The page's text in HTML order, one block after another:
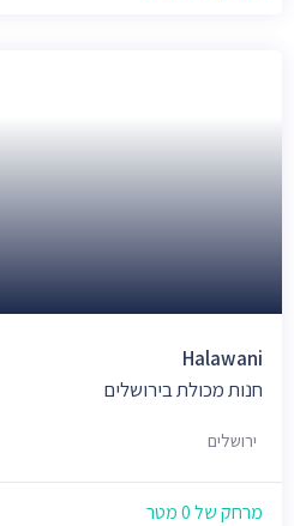
Halawani
חנות מכולת בירושלים
ירושלים
מרחק של 0 מטר